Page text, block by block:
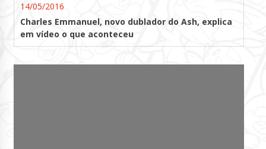
14/05/2016
Charles Emmanuel, novo dublador do Ash, explica
em vídeo o que aconteceu